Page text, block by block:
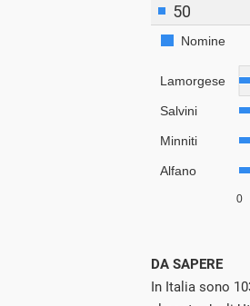
DA SAPERE
In Italia sono